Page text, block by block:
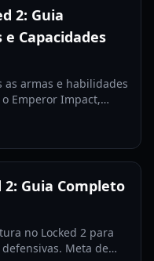
2: Guia
Capacidades
as armas e habilidades
Emperor Impact,
Guia Completo
no Locked 2 para
Meta de